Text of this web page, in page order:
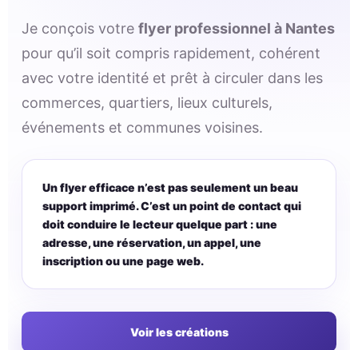
Je conçois votreflyer professionnel à Nantes
pour qu’il soit compris rapidement, cohérent
avec votre identité et prêt à circuler dans les
commerces, quartiers, lieux culturels,
événements et communes voisines.
Un flyer efficace n’est pas seulement un beau
support imprimé. C’est un point de contact qui
doit conduire le lecteur quelque part : une
adresse, une réservation, un appel, une
inscription ou une page web.
Voir les créations